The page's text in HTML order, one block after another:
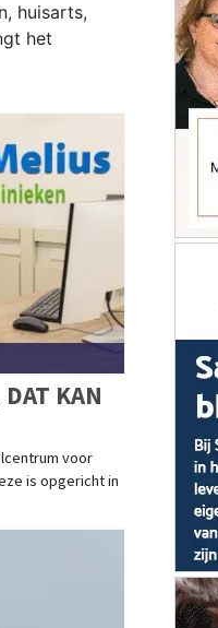
huisarts,
het
KAN
voor
is opgericht in